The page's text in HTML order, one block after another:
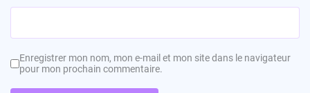
Enregistrer mon nom, mon e-mail et mon site dans le navigateur
pour mon prochain commentaire.